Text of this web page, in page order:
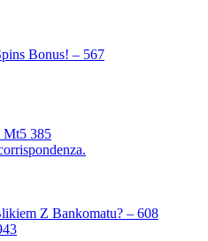
Bonus! – 567
Mt5 385
Z Bankomatu? – 608